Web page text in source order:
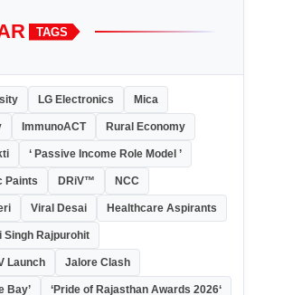
TAGS
LG Electronics Mica
ImmunoACT Rural Economy
‘ Passive Income Role Model ’
Paints DRiV™ NCC
Viral Desai Healthcare Aspirants
Singh Rajpurohit
Launch Jalore Clash
Bay’ ‘Pride of Rajasthan Awards 2026‘